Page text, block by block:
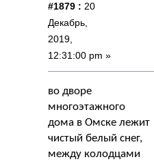
#1879 : 20
Декабрь,
2019,
12:31:00 pm »
во дворе
многоэтажного
дома в Омске лежит
чистый белый снег,
между колодцами